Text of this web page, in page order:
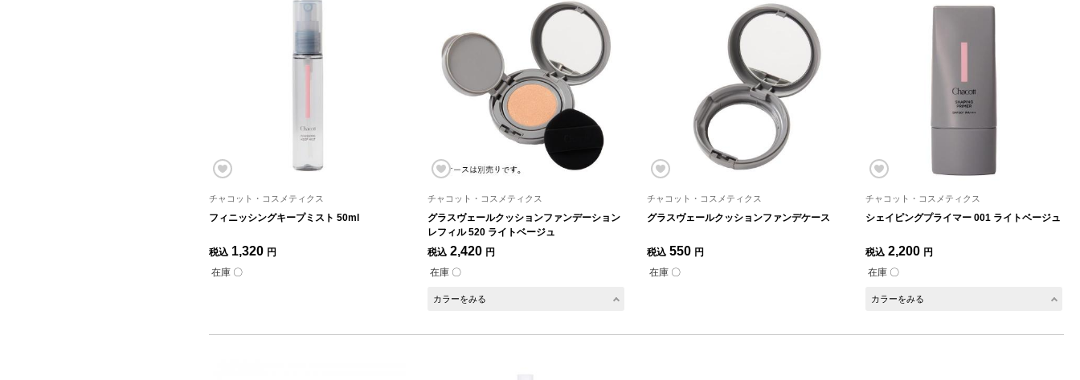
チャコット・コスメティクス
フィニッシングキープミスト 50ml
税込 1,320 円
在庫 〇
チャコット・コスメティクス
グラスヴェールクッションファンデーション
レフィル 520 ライトベージュ
税込 2,420 円
在庫 〇
カラーをみる
チャコット・コスメティクス
グラスヴェールクッションファンデケース
税込 550 円
在庫 〇
チャコット・コスメティクス
シェイピングプライマー 001 ライトベージュ
税込 2,200 円
在庫 〇
カラーをみる